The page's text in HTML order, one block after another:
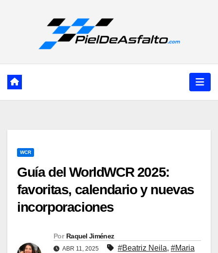
WCR
Guía del WorldWCR 2025:
favoritas, calendario y nuevas
incorporaciones
Por Raquel Jiménez
ABR 11, 2025 #Beatriz Neila, #Maria